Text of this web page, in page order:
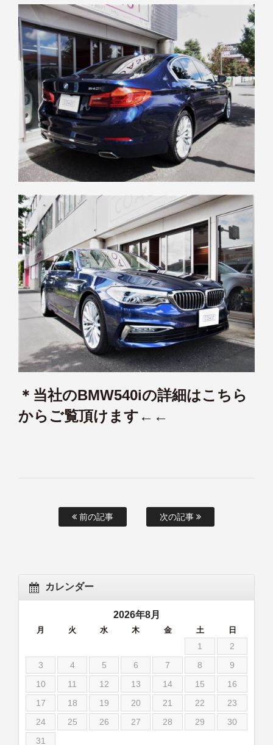
＊ 当社のBMW540iの詳細はこちら
からご覧頂けます←←
前の記事 次の記事
カレンダー
2026年8月
月 火 水 木 金 土 日
1
2
3
4 5 6 7 8
9
10
11 12 13 14 15
16
17
18 19 20 21 22
23
24
25 26 27 28 29
30
31